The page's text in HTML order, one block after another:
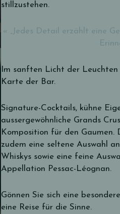
stillzustehen.
«
„Jedes Detail erzählt eine
Im sanften Licht der
Karte der Bar.
Signature-Cocktails, kühne
aussergewöhnliche Grands
Komposition für den Gaumen.
zudem eine seltene Auswahl
Whiskys sowie eine feine
Appellation Pessac-Léognan.
Gönnen Sie sich eine
eine Reise für die Sinne.